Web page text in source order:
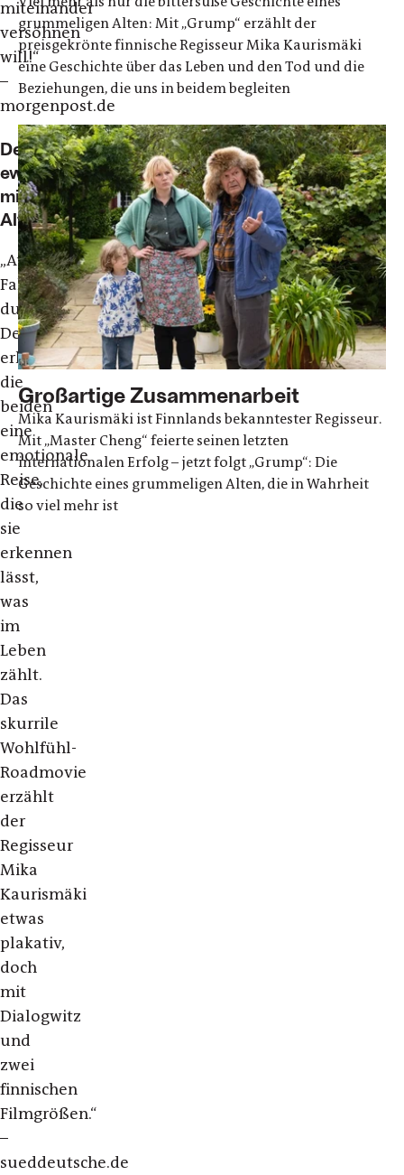
miteinander
versöhnen
will!“
–
morgenpost.de
Der
ewig
missmutige
Alter
„Auf
Fahrt
durch
Deutschland
erleben
die
beiden
eine
emotionale
Reise,
die
sie
erkennen
lässt,
was
im
Leben
zählt.
Das
skurrile
Wohlfühl-
Roadmovie
erzählt
der
Regisseur
Mika
Kaurismäki
etwas
plakativ,
doch
mit
Dialogwitz
und
zwei
finnischen
Filmgrößen.“
–
sueddeutsche.de
grummeligen Alten: Mit „Grump“ erzählt der
preisgekrönte finnische Regisseur Mika Kaurismäki
eine Geschichte über das Leben und den Tod und die
Beziehungen, die uns in beidem begleiten
Großartige Zusammenarbeit
Mika Kaurismäki ist Finnlands bekanntester Regisseur.
Mit „Master Cheng“ feierte seinen letzten
internationalen Erfolg – jetzt folgt „Grump“: Die
Geschichte eines grummeligen Alten, die in Wahrheit
so viel mehr ist